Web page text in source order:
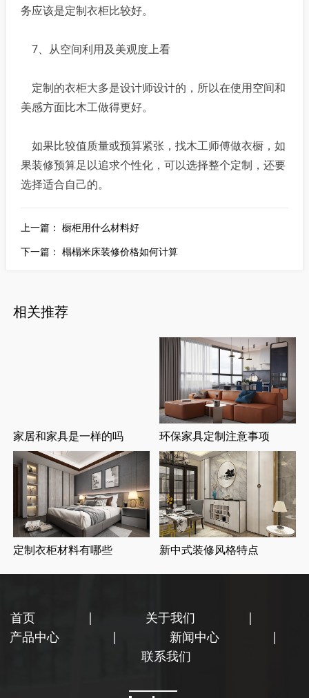
务应该是定制衣柜比较好。
7、从空间利用及美观度上看
定制的衣柜大多是设计师设计的，所以在使用空间和
美感方面比木工做得更好。
如果比较值质量或预算紧张，找木工师傅做衣橱，如
果装修预算足以追求个性化，可以选择整个定制，还要
选择适合自己的。
上一篇：橱柜用什么材料好
下一篇：榻榻米床装修价格如何计算
相关推荐
家居和家具是一样的吗 环保家具定制注意事项
定制衣柜材料有哪些 新中式装修风格特点
首页| 关于我们 |
产品中心 | 新闻中心 |
联系我们